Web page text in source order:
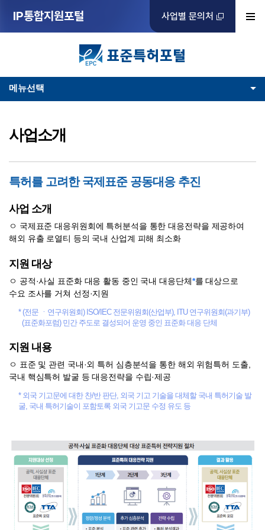
IP통합지원포털 사업별 문의처
메뉴선택
사업소개
특허를 고려한 국제표준 공동대응 추진
사업 소개
ㅇ 국제표준 대응위원회에 특허분석을 통한 대응전략을 제공하여
해외 유출 로열티 등의 국내 산업계 피해 최소화
지원 대상
ㅇ 공적·사실 표준화 대응 활동 중인 국내 대응단체*를 대상으로
수요 조사를 거쳐 선정·지원
* (전문 ㆍ연구위원회) ISO/IEC 전문위원회(산업부), ITU 연구위원회(과기부)
(표준화포럼) 민간 주도로 결성되어 운영 중인 표준화 대응 단체
지원 내용
ㅇ 표준 및 관련 국내·외 특허 심층분석을 통한 해외 위험특허 도출,
국내 핵심특허 발굴 등 대응전략을 수립·제공
* 외국 기고문에 대한 찬/반 판단, 외국 기고 기술을 대체할 국내 특허기술 발
굴, 국내 특허기술이 포함토록 외국 기고문 수정 유도 등